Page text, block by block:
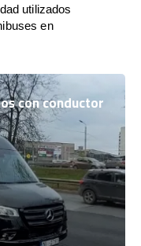
utilizados
en
con conductor